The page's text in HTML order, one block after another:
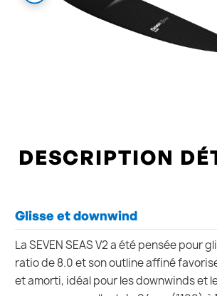
DESCRIPTION
Glisse et downwind
La SEVEN SEAS V2 a été pensée pour
ratio de 8.0 et son outline affiné
et amorti, idéal pour les downwinds et